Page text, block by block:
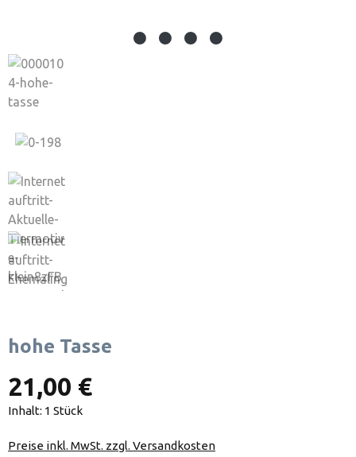
hohe Tasse
21,00 €
Inhalt: 1 Stück
Preise inkl. MwSt. zzgl. Versandkosten